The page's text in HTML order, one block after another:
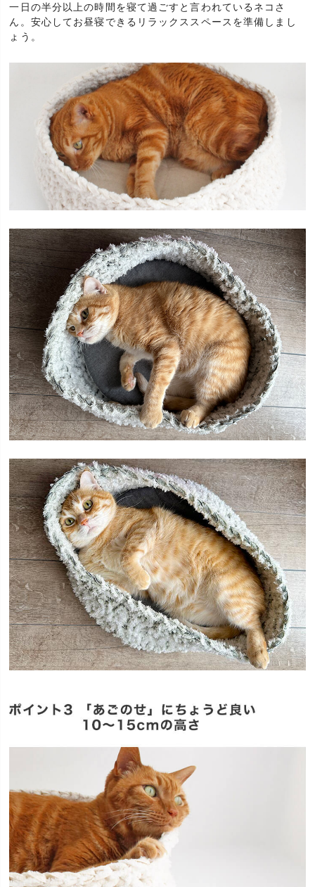
一日の半分以上の時間を寝て過ごすと言われているネコさ
ん。安心してお昼寝できるリラックススペースを準備しまし
ょう。